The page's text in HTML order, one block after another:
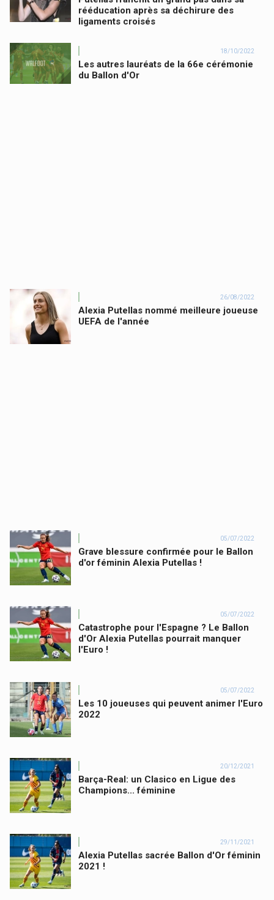
rééducation après sa déchirure des
ligaments croisés
18/10/2022
Les autres lauréats de la 66e cérémonie
du Ballon d'Or
26/08/2022
Alexia Putellas nommé meilleure joueuse
UEFA de l'année
05/07/2022
Grave blessure confirmée pour le Ballon
d'or féminin Alexia Putellas !
05/07/2022
Catastrophe pour l'Espagne ? Le Ballon
d'Or Alexia Putellas pourrait manquer
l'Euro !
05/07/2022
Les 10 joueuses qui peuvent animer l'Euro
2022
20/12/2021
Barça-Real: un Clasico en Ligue des
Champions... féminine
29/11/2021
Alexia Putellas sacrée Ballon d'Or féminin
2021 !